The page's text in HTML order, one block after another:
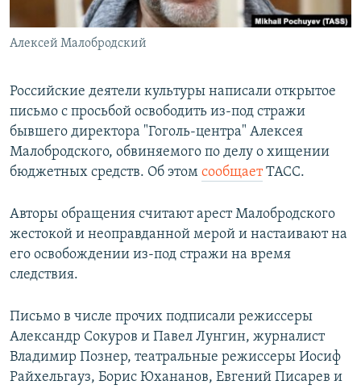
Все сайты РСЕ/РС
Алексей Малобродский
Российские деятели культуры написали открытое
письмо с просьбой освободить из-под стражи
бывшего директора "Гоголь-центра" Алексея
Малобродского, обвиняемого по делу о хищении
бюджетных средств. Об этом сообщаетТАСС.
Авторы обращения считают арест Малобродского
жестокой и неоправданной мерой и настаивают на
его освобождении из-под стражи на время
следствия.
Письмо в числе прочих подписали режиссеры
Александр Сокуров и Павел Лунгин, журналист
Владимир Познер, театральные режиссеры Иосиф
Райхельгауз, Борис Юхананов, Евгений Писарев и